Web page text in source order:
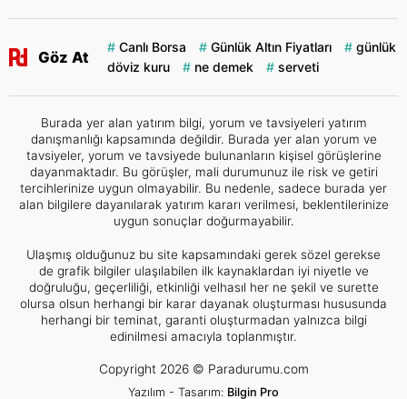
Göz At
Canlı Borsa Günlük Altın Fiyatları
günlük
döviz kuru
ne demek serveti
Burada yer alan yatırım bilgi, yorum ve tavsiyeleri yatırım
danışmanlığı kapsamında değildir. Burada yer alan yorum ve
tavsiyeler, yorum ve tavsiyede bulunanların kişisel görüşlerine
dayanmaktadır. Bu görüşler, mali durumunuz ile risk ve getiri
tercihlerinize uygun olmayabilir. Bu nedenle, sadece burada yer
alan bilgilere dayanılarak yatırım kararı verilmesi, beklentilerinize
uygun sonuçlar doğurmayabilir.
Ulaşmış olduğunuz bu site kapsamındaki gerek sözel gerekse
de grafik bilgiler ulaşılabilen ilk kaynaklardan iyi niyetle ve
doğruluğu, geçerliliği, etkinliği velhasıl her ne şekil ve surette
olursa olsun herhangi bir karar dayanak oluşturması hususunda
herhangi bir teminat, garanti oluşturmadan yalnızca bilgi
edinilmesi amacıyla toplanmıştır.
Copyright 2026 © Paradurumu.com
Yazılım - Tasarım: Bilgin Pro